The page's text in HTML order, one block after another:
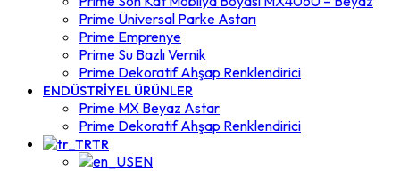
Prime Üniversal Parke Astarı
Prime Emprenye
Prime Su Bazlı Vernik
Prime Dekoratif Ahşap Renklendirici
ENDÜSTRİYEL ÜRÜNLER
Prime MX Beyaz Astar
Prime Dekoratif Ahşap Renklendirici
TR
EN